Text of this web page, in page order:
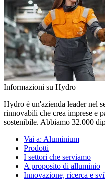
Informazioni su Hydro
Hydro è un'azienda leader nel
rinnovabili che crea imprese e
sostenibile. Abbiamo 32.000
Vai a: Aluminium
Prodotti
I settori che serviamo
A proposito di alluminio
Innovazione, ricerca e